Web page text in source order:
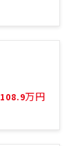
108.9万円